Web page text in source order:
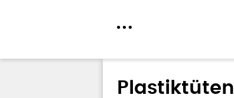
Plastiktüten